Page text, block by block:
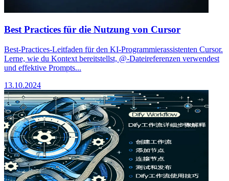
Best Practices für die Nutzung von Cursor
Best-Practices-Leitfaden für den KI-Programmierassistenten Cursor.
Lerne, wie du Kontext bereitstellst, @-Dateireferenzen verwendest
und effektive Prompts...
13.10.2024